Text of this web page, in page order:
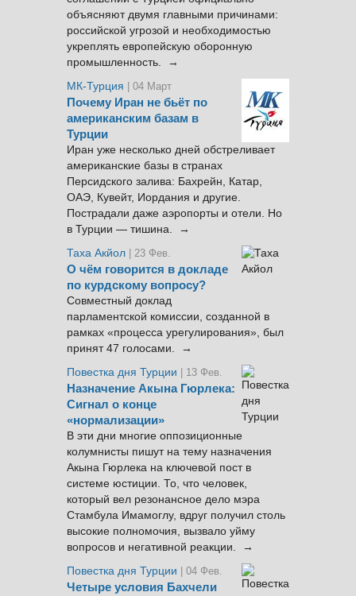
объясняют двумя главными причинами:
российской угрозой и необходимостью
укреплять европейскую оборонную
промышленность. →
МК-Турция
| 04 Март
Почему Иран не бьёт по
американским базам в
Турции
Иран уже несколько дней обстреливает
американские базы в странах
Персидского залива: Бахрейн, Катар,
ОАЭ, Кувейт, Иордания и другие.
Пострадали даже аэропорты и отели. Но
в Турции — тишина. →
Таха Акйол | 23 Фев.
О чём говорится в докладе
по курдскому вопросу?
Совместный доклад
парламентской комиссии, созданной в
рамках «процесса урегулирования», был
принят 47 голосами. →
Повестка дня Турции
| 13 Фев.
Назначение Акына Гюрлека:
Сигнал о конце
«нормализации»
В эти дни многие оппозиционные
колумнисты пишут на тему назначения
Акына Гюрлека на ключевой пост в
системе юстиции. То, что человек,
который вел резонансное дело мэра
Стамбула Имамоглу, вдруг получил столь
высокие полномочия, вызвало уйму
вопросов и негативной реакции. →
Повестка дня Турции
| 04 Фев.
Четыре условия Бахчели